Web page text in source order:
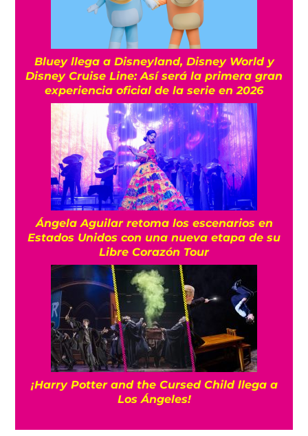
Bluey llega a Disneyland, Disney World y
Disney Cruise Line: Así será la primera gran
experiencia oficial de la serie en 2026
Ángela Aguilar retoma los escenarios en
Estados Unidos con una nueva etapa de su
Libre Corazón Tour
¡Harry Potter and the Cursed Child llega a
Los Ángeles!